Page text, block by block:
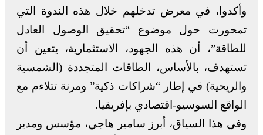
وأكدوا، في معرض تدخلهم خلال هذه الندوة التي
تمحورت حول موضوع “تحقيق الوصول العادل
للطاقة”، أن هذه الجهود، الاستثمارية، يتعين أن
تستهدف، بالأساس، الطاقات المتجددة (الشمسية
والريحية) في إطار “شراكات ذكية” ومرنة تتلاءم مع
الواقع السوسيو-اقتصادي بإفريقيا.
وفي هذا السياق، أبرز سامير هاجي، مؤسس ومدير